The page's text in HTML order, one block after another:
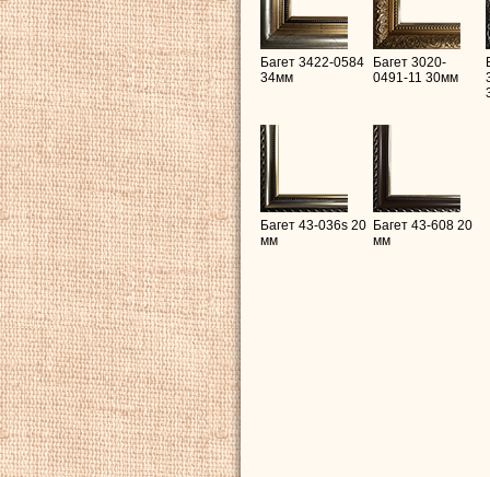
Багет 3422-0584
34мм
Багет 3020-
0491-11 30мм
Багет 43-036s 20
мм
Багет 43-608 20
мм